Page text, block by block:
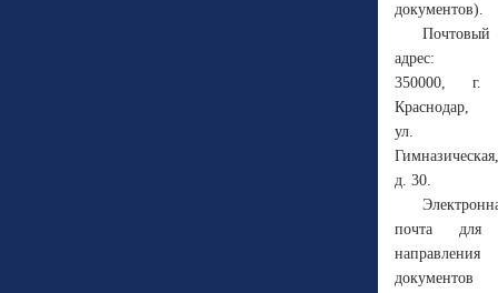
документов).
Почтовый
адрес:
350000, г.
Краснодар,
ул.
Гимназическая,
д. 30.
почта для
направления
документов